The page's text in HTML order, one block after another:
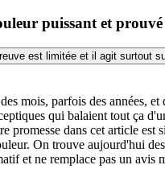
puissant et prouvé
est limitée et il agit surtout
mois, parfois des années,
qui balaient tout ça
promesse dans cet article est
On trouve aujourd'hui
et ne remplace pas un